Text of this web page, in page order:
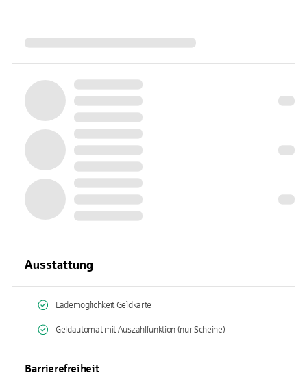
Ausstattung
Lademöglichkeit Geldkarte
Geldautomat mit Auszahlfunktion (nur Scheine)
Barrierefreiheit